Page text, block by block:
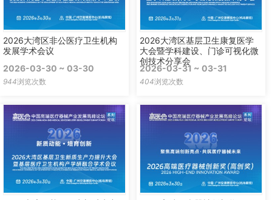
2026大湾区非公医疗卫生机构
发展学术会议
2026-03-30 ~ 03-30
944浏览次数
2026大湾区基层卫生康复医学
大会暨学科建设、门诊可视化微
创技术分享会
2026-03-31 ~ 03-31
404浏览次数